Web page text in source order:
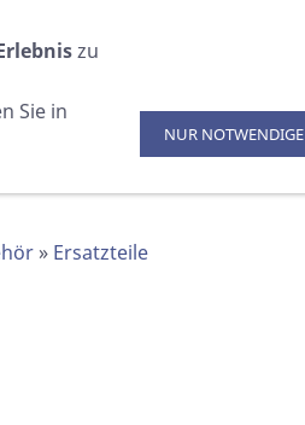
» Ersatzteile
zu
Sie in
NUR NOTWENDIGE